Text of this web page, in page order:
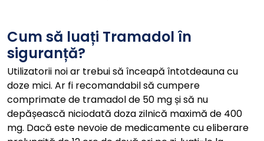
Cum să luați Tramadol în
siguranță?
Utilizatorii noi ar trebui să înceapă întotdeauna cu
doze mici. Ar fi recomandabil să cumpere
comprimate de tramadol de 50 mg și să nu
depășească niciodată doza zilnică maximă de 400
mg. Dacă este nevoie de medicamente cu eliberare